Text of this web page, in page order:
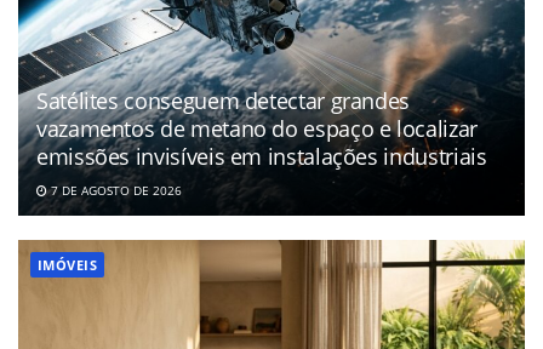
Satélites conseguem detectar grandes
vazamentos de metano do espaço e localizar
emissões invisíveis em instalações industriais
7 DE AGOSTO DE 2026
IMÓVEIS